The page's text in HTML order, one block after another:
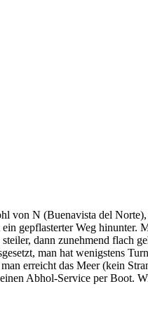
N (Buenavista del
gepflasterter Weg
dann zunehmend flach
man hat wenigstens
erreicht das Meer (kein
Abhol-Service per Boot.